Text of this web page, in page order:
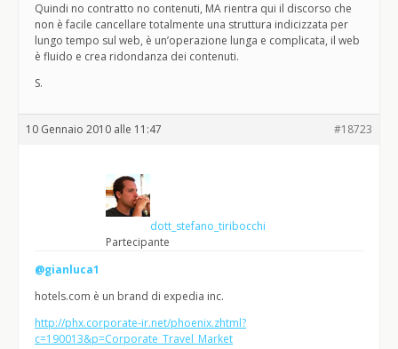
Quindi no contratto no contenuti, MA rientra qui il discorso che
non è facile cancellare totalmente una struttura indicizzata per
lungo tempo sul web, è un’operazione lunga e complicata, il web
è fluido e crea ridondanza dei contenuti.
S.
10 Gennaio 2010 alle 11:47 #18723
dott_stefano_tiribocchi
Partecipante
@gianluca1
hotels.com è un brand di expedia inc.
http://phx.corporate-ir.net/phoenix.zhtml?
c=190013&p=Corporate_Travel_Market